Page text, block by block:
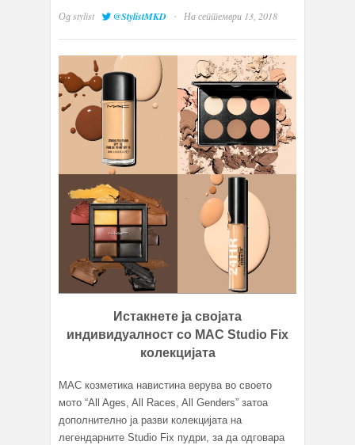
Одstylist @StylistMKD · На септември 13, 2018
Истакнете ја својата
индивидуалност со MAC Studio Fix
колекцијата
MAC козметика навистина верува во своето
мото “All Ages, All Races, All Genders” затоа
дополнително ја разви колекцијата на
легендарните Studio Fix пудри, за да одговара